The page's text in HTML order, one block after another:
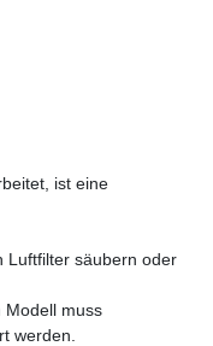
ist eine
Luftfilter säubern oder
Modell muss
werden.